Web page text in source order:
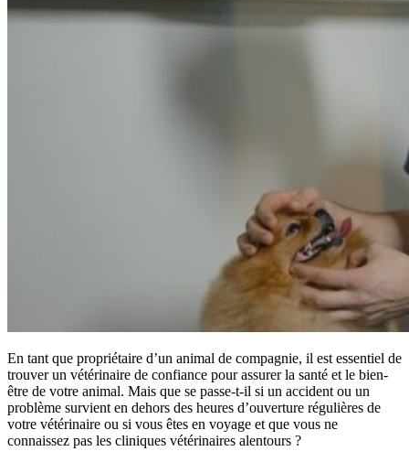
En tant que propriétaire d’un animal de compagnie, il est essentiel de
trouver un vétérinaire de confiance pour assurer la santé et le bien-
être de votre animal. Mais que se passe-t-il si un accident ou un
problème survient en dehors des heures d’ouverture régulières de
votre vétérinaire ou si vous êtes en voyage et que vous ne
connaissez pas les cliniques vétérinaires alentours ?